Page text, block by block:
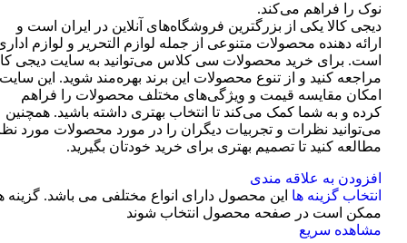
نوک را فراهم می‌کند.
دیجی کالا یکی از بزرگترین فروشگاه‌های آنلاین در ایران است و
ارائه دهنده محصولات متنوعی از جمله لوازم التحریر و لوازم
است. برای خرید محصولات سی کلاس می‌توانید به سایت دیجی
مراجعه کنید و از تنوع محصولات این برند بهره‌مند شوید. این سایت
امکان مقایسه قیمت و ویژگی‌های مختلف محصولات را فراهم
کرده و به شما کمک می‌کند تا انتخاب بهتری داشته باشید. همچنین
می‌توانید نظرات و تجربیات دیگران را در مورد محصولات مورد
مطالعه کنید تا تصمیم بهتری برای خرید خودتان بگیرید.
افزودن به علاقه مندی
انتخاب گزینه ها این محصول دارای انواع مختلفی می باشد. گزینه
ممکن است در صفحه محصول انتخاب شوند
مشاهده سریع